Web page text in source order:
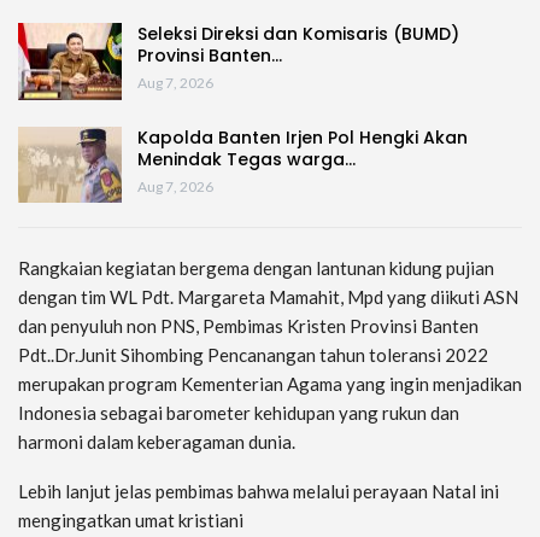
Seleksi Direksi dan Komisaris (BUMD)
Provinsi Banten…
Aug 7, 2026
Kapolda Banten Irjen Pol Hengki Akan
Menindak Tegas warga…
Aug 7, 2026
Rangkaian kegiatan bergema dengan lantunan kidung pujian
dengan tim WL Pdt. Margareta Mamahit, Mpd yang diikuti ASN
dan penyuluh non PNS, Pembimas Kristen Provinsi Banten
Pdt..Dr.Junit Sihombing Pencanangan tahun toleransi 2022
merupakan program Kementerian Agama yang ingin menjadikan
Indonesia sebagai barometer kehidupan yang rukun dan
harmoni dalam keberagaman dunia.
Lebih lanjut jelas pembimas bahwa melalui perayaan Natal ini
mengingatkan umat kristiani